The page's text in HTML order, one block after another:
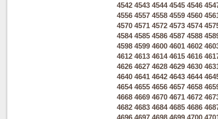
4542 4543 4544 4545 4546
4556 4557 4558 4559 4560
4570 4571 4572 4573 4574
4584 4585 4586 4587 4588
4598 4599 4600 4601 4602
4612 4613 4614 4615 4616
4626 4627 4628 4629 4630
4640 4641 4642 4643 4644
4654 4655 4656 4657 4658
4668 4669 4670 4671 4672
4682 4683 4684 4685 4686
4696 4697 4698 4699 4700